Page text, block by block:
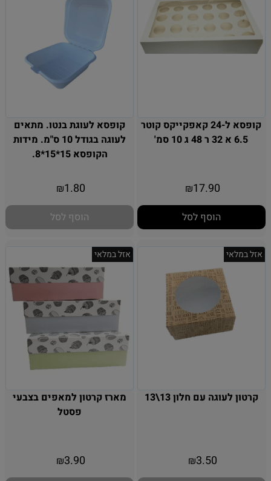
קופסא ל-24 קאפקייקס קוטר
6.5 א 32 ר 48 ג 10 סמ'
₪17.90
הוסף לסל
קופסא לעוגת בנטו. מתאים
לעוגה בגודל 10 ס"מ. מידות
הקופסא 15*15*8.
₪1.80
הוסף לסל
אזל במלאי
קרטון לעוגה עם חלון 13\13
₪3.50
אזל במלאי
מארז קרטון למאפים בצבעי
פסטל
₪3.90